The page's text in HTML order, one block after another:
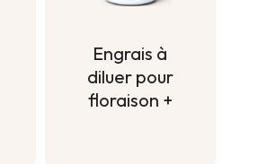
Engrais à
diluer pour
floraison +